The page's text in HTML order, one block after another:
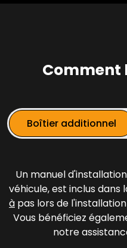
Comment
Boîtier additionnel
Un manuel
véhicule, est inclus dans
à pas lors de
Vous bénéficiez
notre